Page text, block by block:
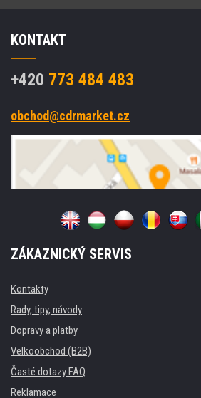
KONTAKT
+420 773 484 483
obchod@cdrmarket.cz
ZÁKAZNICKÝ SERVIS
Kontakty
Rady, tipy, návody
Dopravy a platby
Velkoobchod (B2B)
Časté dotazy FAQ
Reklamace